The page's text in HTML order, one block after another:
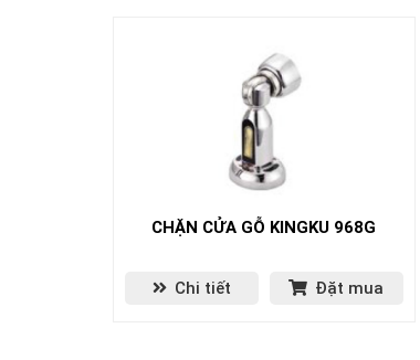
CHẶN CỬA GỖ KINGKU 968G
Chi tiết Đặt mua